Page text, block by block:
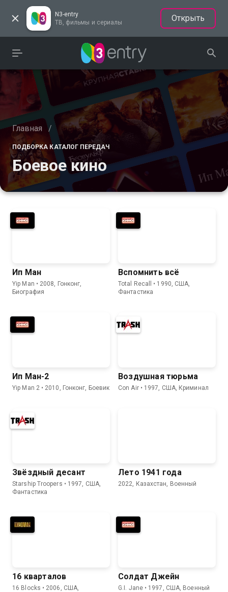
N3-entry
ТВ, фильмы и сериалы
Открыть
Главная /
ПОДБОРКА КАТАЛОГ ПЕРЕДАЧ
Боевое кино
Ип Ман
Yip Man • 2008, Гонконг,
Биография
Вспомнить всё
Total Recall • 1990, США,
Фантастика
Ип Ман-2
Yip Man 2 • 2010, Гонконг, Боевик
Воздушная тюрьма
Con Air • 1997, США, Криминал
Звёздный десант
Starship Troopers • 1997, США,
Фантастика
Лето 1941 года
2022, Казахстан, Военный
16 кварталов
16 Blocks • 2006, США,
Солдат Джейн
G.I. Jane • 1997, США, Военный